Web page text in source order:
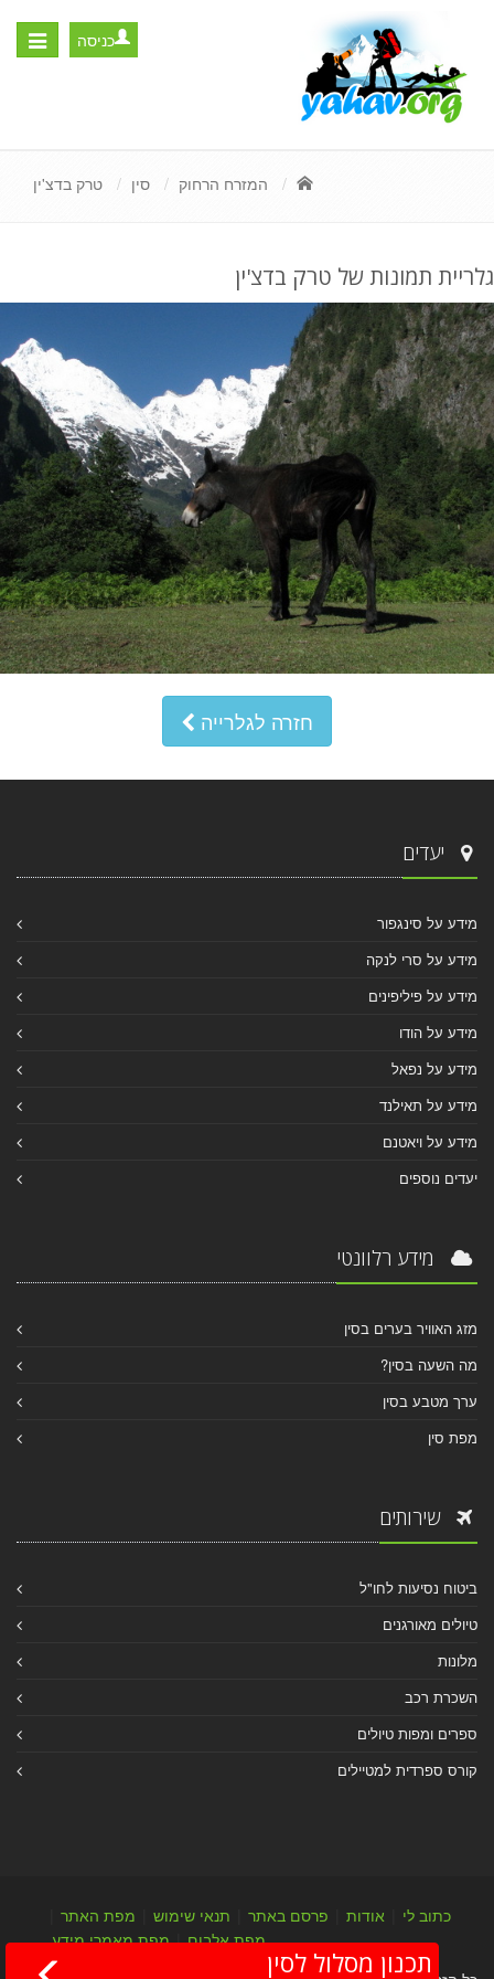
Toggle
כניסה
המזרח הרחוק סין טרק בדצ'ין
גלריית תמונות של טרק בדצ'ין
חזרה לגלרייה
יעדים
מידע על סינגפור
מידע על סרי לנקה
מידע על פיליפינים
מידע על הודו
מידע על נפאל
מידע על תאילנד
מידע על ויאטנם
יעדים נוספים
מידע רלוונטי
מזג האוויר בערים בסין
מה השעה בסין?
ערך מטבע בסין
מפת סין
שירותים
ביטוח נסיעות לחו"ל
טיולים מאורגנים
מלונות
השכרת רכב
ספרים ומפות טיולים
קורס ספרדית למטיילים
כתוב לי אודות פרסם באתר תנאי שימוש מפת האתר
מפת אלבום|מפת מאמרי מידע
תכנון מסלול לסין